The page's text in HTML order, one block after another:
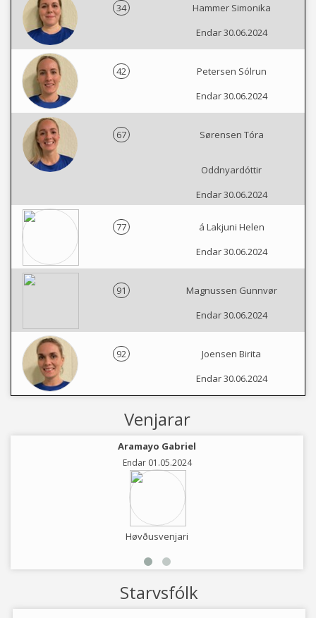
34
Hammer Simonika
Endar 30.06.2024
42
Petersen Sólrun
Endar 30.06.2024
67 Sørensen Tóra
Oddnyardóttir
Endar 30.06.2024
77
á Lakjuni Helen
Endar 30.06.2024
91
Magnussen Gunnvør
Endar 30.06.2024
92
Joensen Birita
Endar 30.06.2024
Venjarar
Aramayo Gabriel
Endar 01.05.2024
Høvðusvenjari
Starvsfólk